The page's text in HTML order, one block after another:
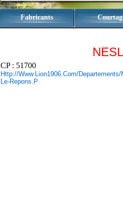
Fabricants
CP : 51700
Http://www.lion1906.com/departements/
Le-Repons.p